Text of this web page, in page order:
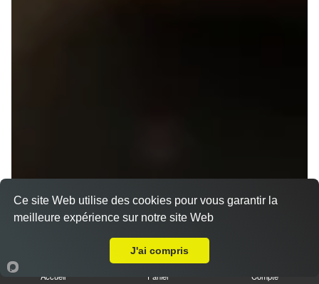
Accueil Panier Compte
Ce site Web utilise des cookies pour vous garantir la
meilleure expérience sur notre site Web
J'ai compris